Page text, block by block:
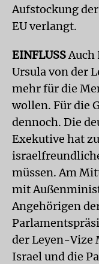
Aufstockung
EU verlangt.
EINFLUSS
Ursula von der
mehr für die
wollen. Für die
dennoch. Die
Exekutive hat
müssen. Am
mit
Angehörigen
der Leyen-Vize
Israel und die